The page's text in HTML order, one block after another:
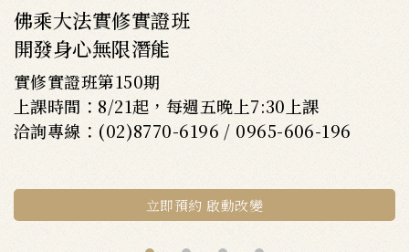
佛乘大法實修實證班
開發身心無限潛能
實修實證班第150期
上課時間：8/21起，每週五晚上7:30上課
洽詢專線：(02)8770-6196 / 0965-606-196
立即預約 啟動改變